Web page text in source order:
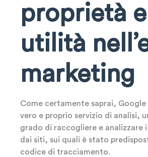
proprietà e
utilità
marketing
Come certamente saprai, Google
vero e proprio servizio di analisi,
grado di raccogliere e analizzare
dai siti, sui quali è stato
codice di tracciamento.